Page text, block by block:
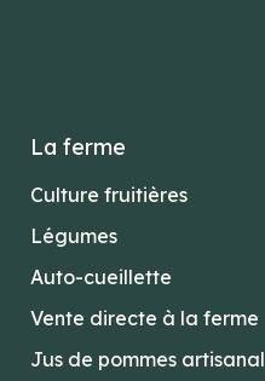
La ferme
Culture fruitières
Légumes
Auto-cueillette
Vente directe à la ferme
Jus de pommes artisanal